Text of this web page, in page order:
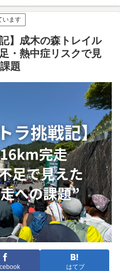
います
】成木の森トレイル
・熱中症リスクで見
題
はてブ